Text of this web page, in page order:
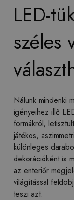
LED-
széles
Nálunk mindenki
igényeihez illő
formákról,
játékos,
különleges
dekorációként is
az enteriőr
világítással
teszi azt.